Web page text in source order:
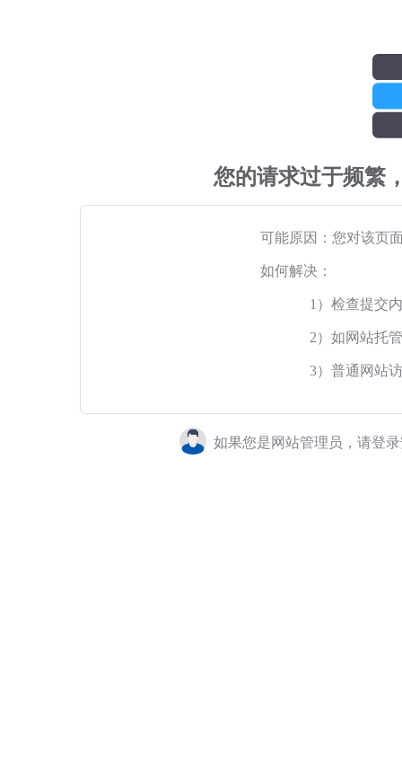
您的请求过于频繁
可能原因：您对该页
如何解决：
1）检查提交
2）如网站托
3）普通网站
如果您是网站管理员，请登